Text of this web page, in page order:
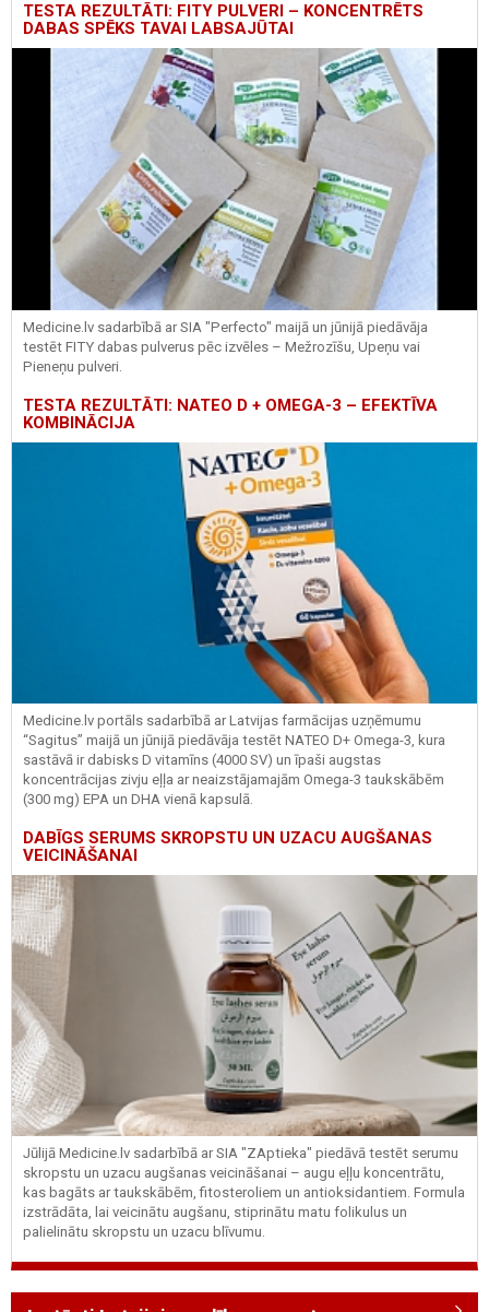
TESTA REZULTĀTI: FITY PULVERI – KONCENTRĒTS
DABAS SPĒKS TAVAI LABSAJŪTAI
Medicine.lv sadarbībā ar SIA "Perfecto" maijā un jūnijā piedāvāja
testēt FITY dabas pulverus pēc izvēles – Mežrozīšu, Upeņu vai
Pieneņu pulveri.
TESTA REZULTĀTI: NATEO D + OMEGA-3 – EFEKTĪVA
KOMBINĀCIJA
Medicine.lv portāls sadarbībā ar Latvijas farmācijas uzņēmumu
“Sagitus” maijā un jūnijā piedāvāja testēt NATEO D+ Omega-3, kura
sastāvā ir dabisks D vitamīns (4000 SV) un īpaši augstas
koncentrācijas zivju eļļa ar neaizstājamajām Omega-3 taukskābēm
(300 mg) EPA un DHA vienā kapsulā.
DABĪGS SERUMS SKROPSTU UN UZACU AUGŠANAS
VEICINĀŠANAI
Jūlijā Medicine.lv sadarbībā ar SIA "ZAptieka" piedāvā testēt serumu
skropstu un uzacu augšanas veicināšanai – augu eļļu koncentrātu,
kas bagāts ar taukskābēm, fitosteroliem un antioksidantiem. Formula
izstrādāta, lai veicinātu augšanu, stiprinātu matu folikulus un
palielinātu skropstu un uzacu blīvumu.